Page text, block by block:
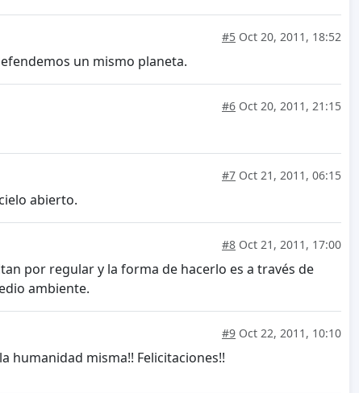
#5 Oct 20, 2011, 18:52
un mismo planeta.
#6 Oct 20, 2011, 21:15
#7 Oct 21, 2011, 06:15
abierto.
#8 Oct 21, 2011, 17:00
por regular y la forma de hacerlo es a través de
ambiente.
#9 Oct 22, 2011, 10:10
humanidad misma!! Felicitaciones!!